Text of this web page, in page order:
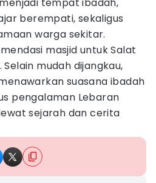
berempati, sekaligus
warga sekitar.
masjid untuk Salat
Selain mudah dijangkau,
suasana ibadah
pengalaman Lebaran
sejarah dan cerita